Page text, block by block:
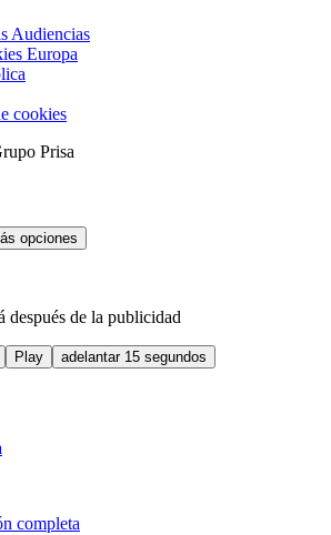
Audiencias
Europa
cookies
Prisa
opciones
después de la publicidad
Play
adelantar 15 segundos
completa